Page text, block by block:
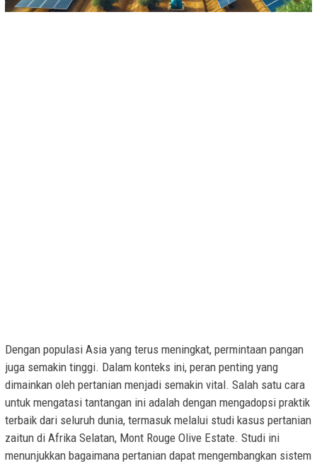
Dengan populasi Asia yang terus meningkat, permintaan pangan
juga semakin tinggi. Dalam konteks ini, peran penting yang
dimainkan oleh pertanian menjadi semakin vital. Salah satu cara
untuk mengatasi tantangan ini adalah dengan mengadopsi praktik
terbaik dari seluruh dunia, termasuk melalui studi kasus pertanian
zaitun di Afrika Selatan, Mont Rouge Olive Estate. Studi ini
menunjukkan bagaimana pertanian dapat mengembangkan sistem